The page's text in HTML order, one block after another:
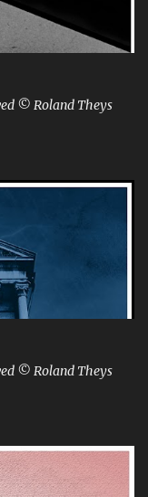
© Roland Theys
© Roland Theys